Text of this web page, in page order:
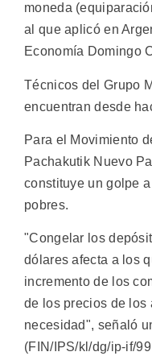
moneda
al que aplicó en
Economía Domingo
Técnicos del Grupo
encuentran desde
Para el Movimiento
Pachakutik Nuevo
constituye un golpe
pobres.
"Congelar los
dólares afecta a los
incremento de los
de los precios de los
necesidad", señaló
(FIN/IPS/kl/dg/ip-if/99